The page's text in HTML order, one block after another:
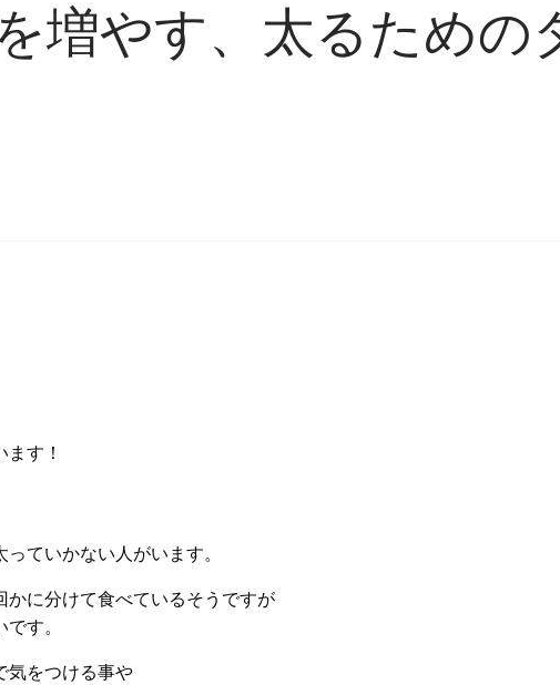
増やす、太るための
す！
ていかない人がいます。
かに分けて食べているそうですが
す。
気をつける事や